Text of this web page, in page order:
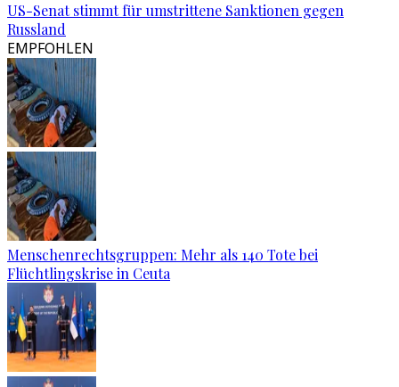
US-Senat stimmt für umstrittene Sanktionen gegen
Russland
EMPFOHLEN
Menschenrechtsgruppen: Mehr als 140 Tote bei
Flüchtlingskrise in Ceuta